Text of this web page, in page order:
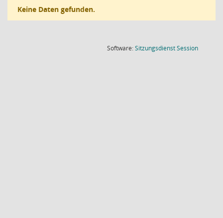
Keine Daten gefunden.
Software:SitzungsdienstSession(Wird in